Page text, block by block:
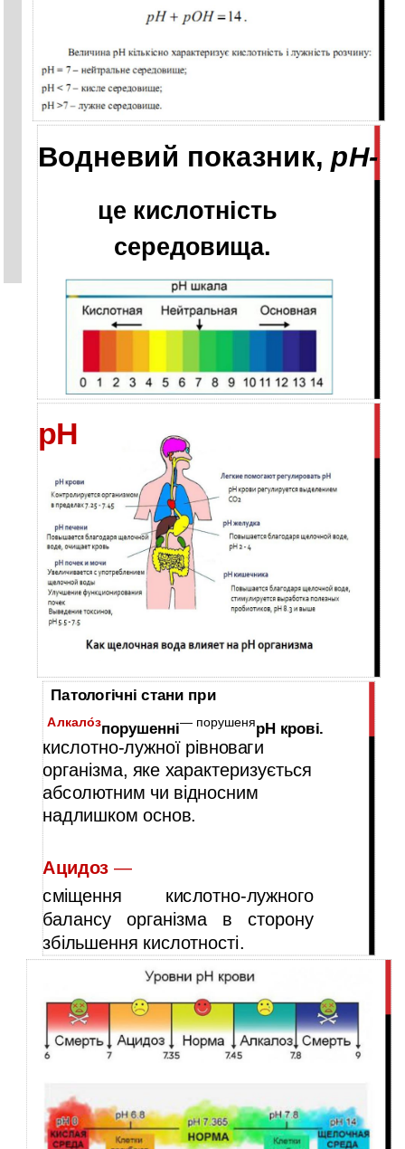
Водневий показник,pH-
це кислотність
середовища.
рН
Патологічні стани при
Алкало́зпорушенні— порушенярН крові.
кислотно-лужної рівноваги
організма, яке характеризується
абсолютним чи відносним
надлишком основ.
Ацидоз —
сміщення кислотно-лужного
балансу організма в сторону
збільшення кислотності.